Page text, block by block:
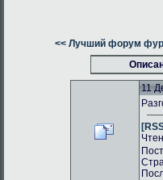
<< Лучший форум
11